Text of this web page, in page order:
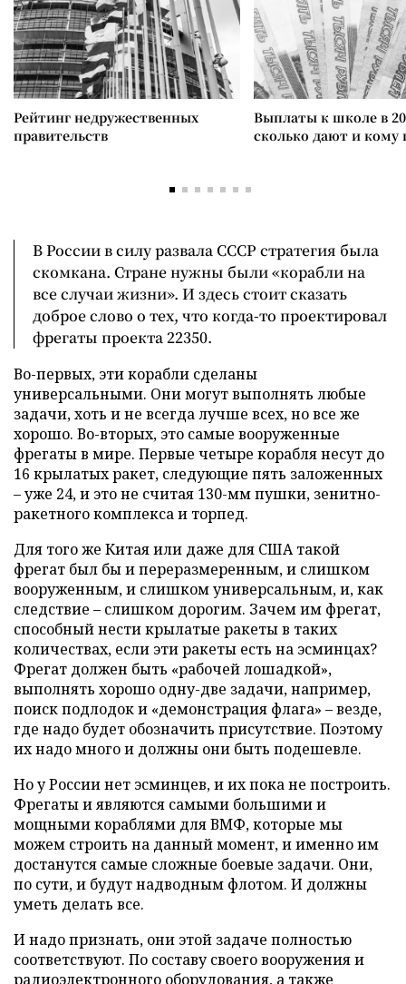
Рейтинг недружественных
правительств
Выплаты к школе в
сколько дают и
В России в силу развала СССР стратегия была
скомкана. Стране нужны были «корабли на
все случаи жизни». И здесь стоит сказать
доброе слово о тех, что когда-то проектировал
фрегаты проекта 22350.
Во-первых, эти корабли сделаны
универсальными. Они могут выполнять любые
задачи, хоть и не всегда лучше всех, но все же
хорошо. Во-вторых, это самые вооруженные
фрегаты в мире. Первые четыре корабля несут до
16 крылатых ракет, следующие пять заложенных
– уже 24, и это не считая 130-мм пушки, зенитно-
ракетного комплекса и торпед.
Для того же Китая или даже для США такой
фрегат был бы и переразмеренным, и слишком
вооруженным, и слишком универсальным, и, как
следствие – слишком дорогим. Зачем им фрегат,
способный нести крылатые ракеты в таких
количествах, если эти ракеты есть на эсминцах?
Фрегат должен быть «рабочей лошадкой»,
выполнять хорошо одну-две задачи, например,
поиск подлодок и «демонстрация флага» – везде,
где надо будет обозначить присутствие. Поэтому
их надо много и должны они быть подешевле.
Но у России нет эсминцев, и их пока не построить.
Фрегаты и являются самыми большими и
мощными кораблями для ВМФ, которые мы
можем строить на данный момент, и именно им
достанутся самые сложные боевые задачи. Они,
по сути, и будут надводным флотом. И должны
уметь делать все.
И надо признать, они этой задаче полностью
соответствуют. По составу своего вооружения и
радиоэлектронного оборудования, а также